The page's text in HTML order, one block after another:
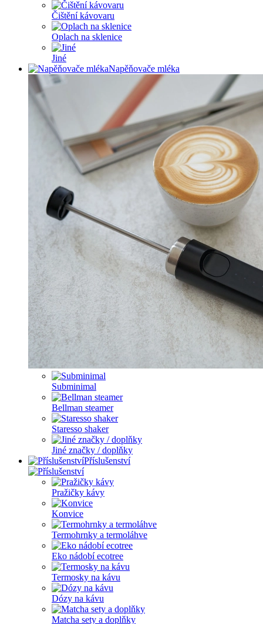
Čištění kávovaru
Oplach na sklenice
Jiné
Napěňovače mléka
Subminimal
Bellman steamer
Staresso shaker
Jiné značky / doplňky
Příslušenství
Pražičky kávy
Konvice
Termohrnky a termoláhve
Eko nádobí ecotree
Termosky na kávu
Dózy na kávu
Matcha sety a doplňky